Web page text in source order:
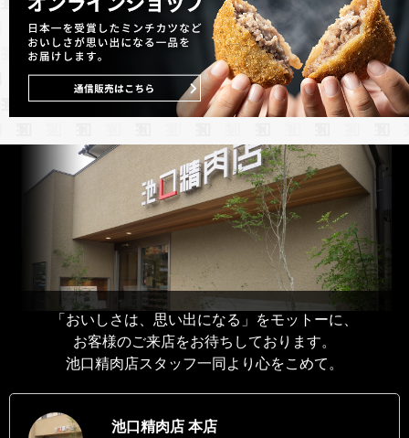
「おいしさは、思い出になる」をモットーに、
お客様のご来店をお待ちしております。
池口精肉店スタッフ一同より心をこめて。
池口精肉店 本店